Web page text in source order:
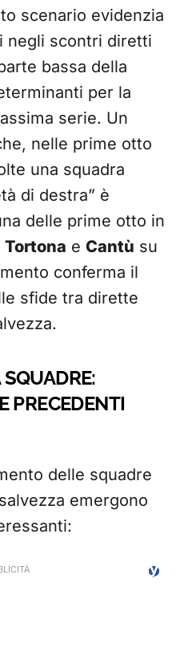
scenario evidenzia
negli scontri diretti
bassa della
per la
serie. Un
nelle prime otto
una squadra
di destra” è
delle prime otto in
Tortona e Cantù su
conferma il
sfide tra dirette
PRECEDENTI
delle squadre
emergono